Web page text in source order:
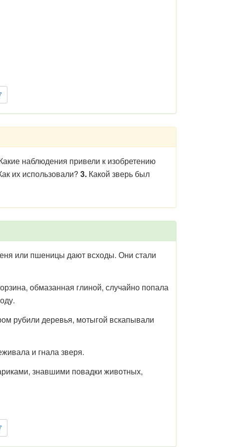
наблюдения привели к изобретению
их использовали? 3. Какой зверь был
или пшеницы дают всходы. Они стали
обмазанная глиной, случайно попала
рубили деревья, мотыгой вскапывали
и гнала зверя.
знавшими повадки животных,